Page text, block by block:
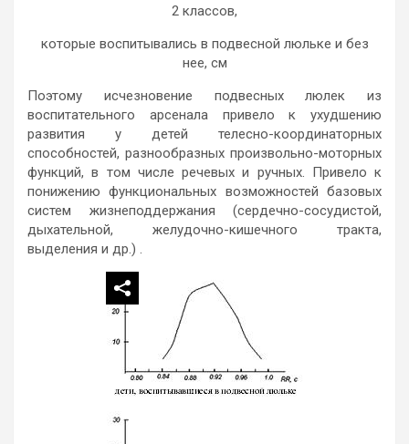
2 классов,
которые воспитывались в подвесной люльке и без
нее, см
Поэтому исчезновение подвесных люлек из
воспитательного арсенала привело к ухудшению
развития у детей телесно-координаторных
способностей, разнообразных произвольно-моторных
функций, в том числе речевых и ручных. Привело к
понижению функциональных возможностей базовых
систем жизнеподдержания (сердечно-сосудистой,
дыхательной, желудочно-кишечного тракта,
выделения и др.) .